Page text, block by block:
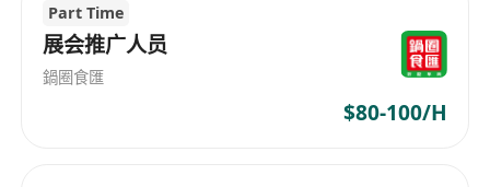
Part Time
展会推广人员
鍋圈食匯
$80-100/H